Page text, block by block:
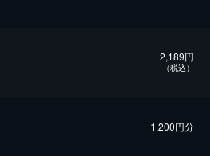
2,189円
（税込）
1,200円分